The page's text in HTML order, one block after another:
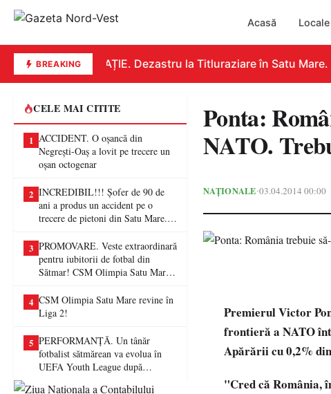
Acasă Locale
BREAKINGEDUCAȚIE. Dezastru la Titluraziare în Satu Mare.
CELE MAI CITITE
1 ACCIDENT. O oșancă din
Negrești-Oaș a lovit pe trecere un
oșan octogenar
2 INCREDIBIL!!! Șofer de 90 de
ani a produs un accident pe o
trecere de pietoni din Satu Mare. O
3 PROMOVARE. Veste extraordinară
pentru iubitorii de fotbal din
Sătmar! CSM Olimpia Satu Mare
4 CSM Olimpia Satu Mare revine în
Liga 2!
5 PERFORMANȚĂ. Un tânăr
fotbalist sătmărean va evolua în
UEFA Youth League după
Ponta:
NATO.
NAȚIONALE•03.04.2014 00:00
Premierul Victor
frontieră a NATO
Apărării cu 0,2%
"Cred că România,